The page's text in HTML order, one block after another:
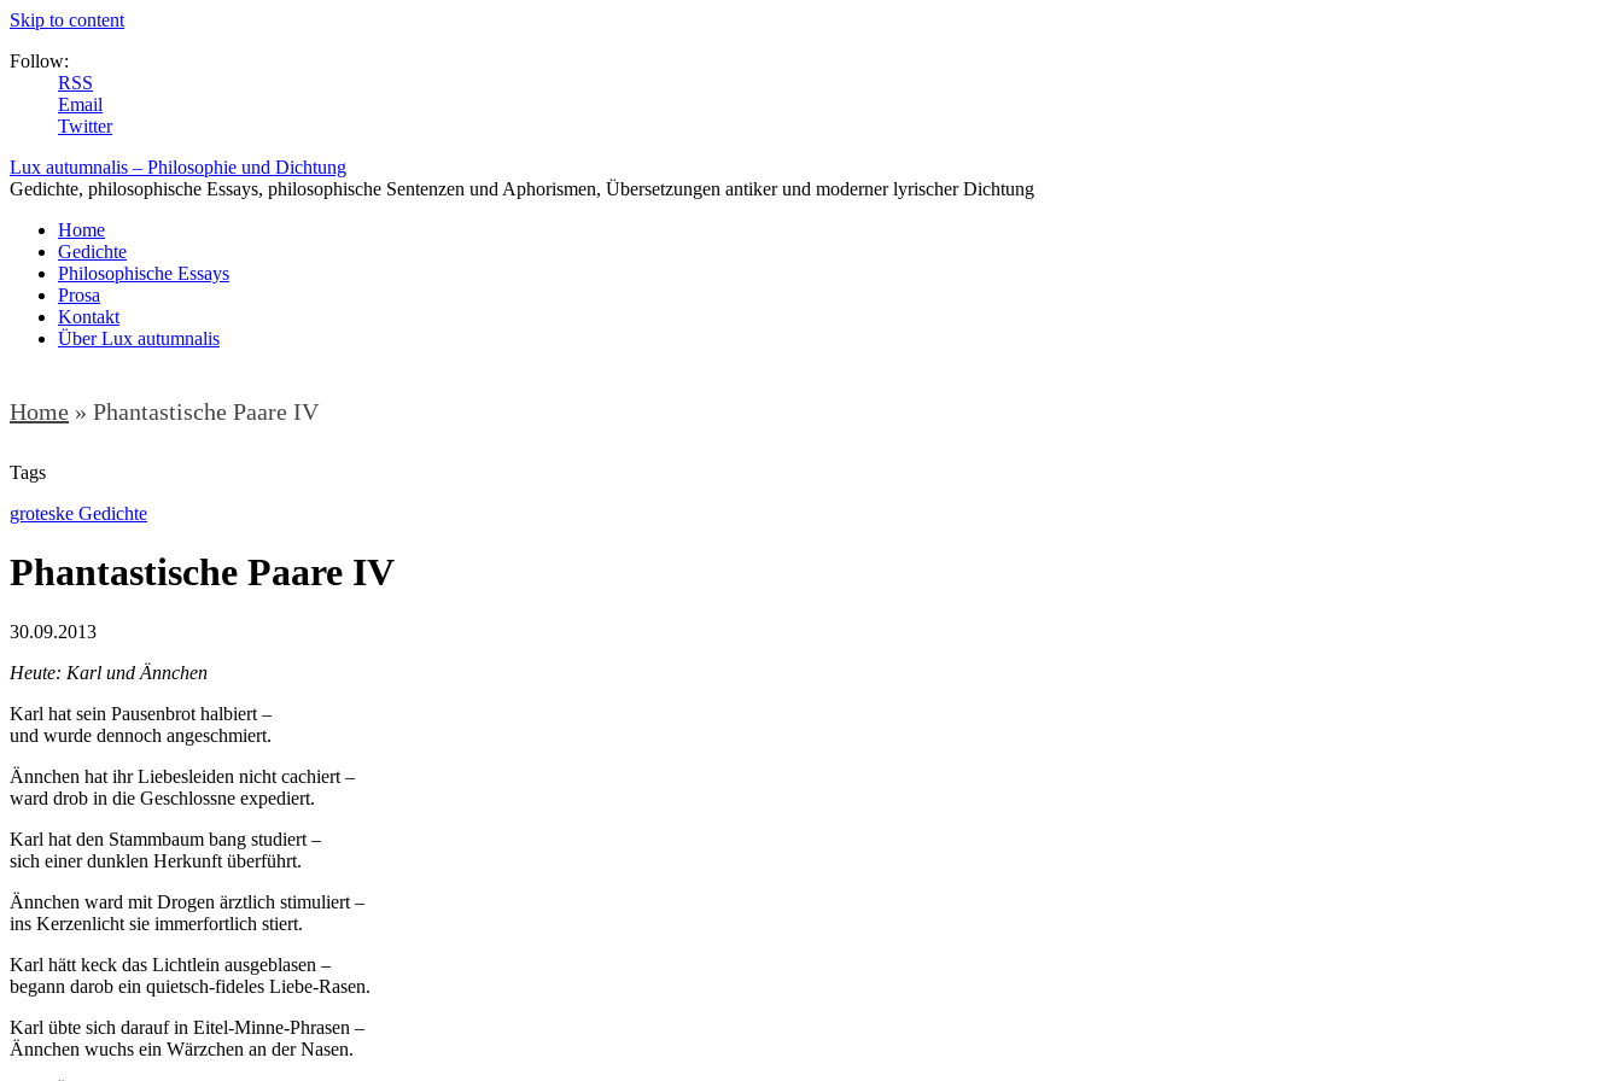
Skip to content
Follow:
RSS
Email
Twitter
Lux autumnalis – Philosophie und Dichtung
Gedichte, philosophische Essays, philosophische Sentenzen und Aphorismen, Übersetzungen antiker und moderner lyrischer Dichtung
Home
Gedichte
Philosophische Essays
Prosa
Kontakt
Über Lux autumnalis
Home » Phantastische Paare IV
Tags
groteske Gedichte
Phantastische Paare IV
30.09.2013
Heute: Karl und Ännchen
Karl hat sein Pausenbrot halbiert –
und wurde dennoch angeschmiert.
Ännchen hat ihr Liebesleiden nicht cachiert –
ward drob in die Geschlossne expediert.
Karl hat den Stammbaum bang studiert –
sich einer dunklen Herkunft überführt.
Ännchen ward mit Drogen ärztlich stimuliert –
ins Kerzenlicht sie immerfortlich stiert.
Karl hätt keck das Lichtlein ausgeblasen –
begann darob ein quietsch-fideles Liebe-Rasen.
Karl übte sich darauf in Eitel-Minne-Phrasen –
Ännchen wuchs ein Wärzchen an der Nasen.